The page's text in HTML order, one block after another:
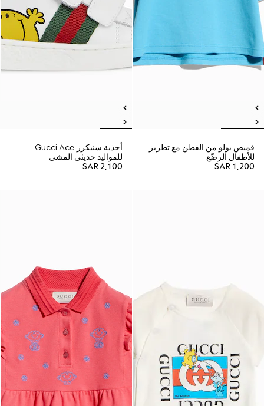
قميص بولو من القطن مع تطريز
للأطفال الرضّع
SAR 1,200
أحذية سنيكرز Gucci Ace
للمواليد حديثي المشي
SAR 2,100